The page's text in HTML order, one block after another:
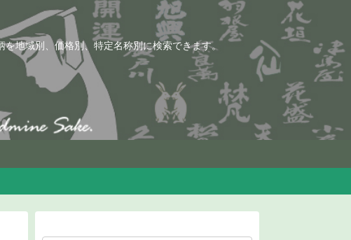
地域別、価格別、特定名称別に検索できます。